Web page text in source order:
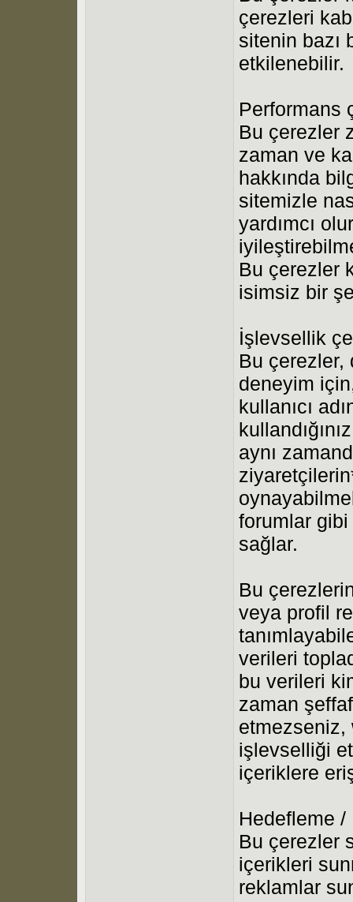
çerezleri
sitenin bazı
etkilenebilir.
Performans
Bu çerezler
zaman ve
hakkında
sitemizle
yardımcı
Bu çerezler
isimsiz bir
İşlevsellik
Bu
deneyim
kullanıcı
aynı
forumlar
sağlar.
Bu
veya profil
verileri
bu verileri
zaman
etmezseniz,
işlevselliği
içeriklere
Hedefleme /
Bu çerezler
içerikleri
reklamlar